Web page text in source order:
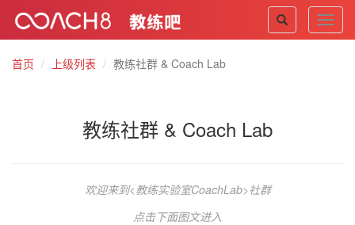
首页
上级列表 教练社群 & Coach Lab
教练社群 & Coach Lab
欢迎来到<教练实验室CoachLab>社群
点击下面图文进入